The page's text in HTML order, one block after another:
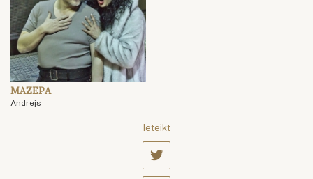
MAZEPA
Andrejs
Ieteikt